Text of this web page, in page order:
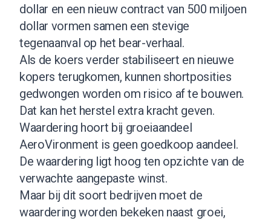
dollar en een nieuw contract van 500 miljoen
dollar vormen samen een stevige
tegenaanval op het bear-verhaal.
Als de koers verder stabiliseert en nieuwe
kopers terugkomen, kunnen shortposities
gedwongen worden om risico af te bouwen.
Dat kan het herstel extra kracht geven.
Waardering hoort bij groeiaandeel
AeroVironment is geen goedkoop aandeel.
De waardering ligt hoog ten opzichte van de
verwachte aangepaste winst.
Maar bij dit soort bedrijven moet de
waardering worden bekeken naast groei,